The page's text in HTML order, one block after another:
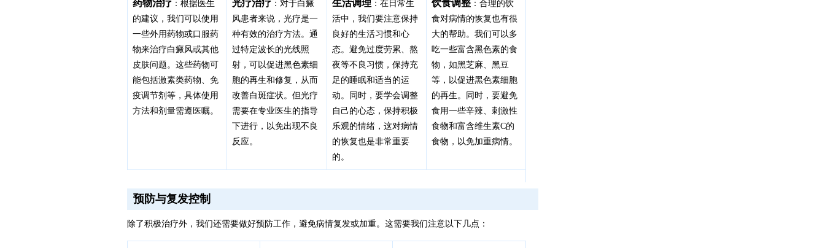
药物治疗 ：根据医生
的建议，我们可以使用
一些外用药物或口服药
物来治疗白癜风或其他
皮肤问题。这些药物可
能包括激素类药物、免
疫调节剂等，具体使用
方法和剂量需遵医嘱。
光疗治疗 ：对于白癜
风患者来说，光疗是一
种有效的治疗方法。通
过特定波长的光线照
射，可以促进黑色素细
胞的再生和修复，从而
改善白斑症状。但光疗
需要在专业医生的指导
下进行，以免出现不良
反应。
生活调理 ：在日常生
活中，我们要注意保持
良好的生活习惯和心
态。避免过度劳累、熬
夜等不良习惯，保持充
足的睡眠和适当的运
动。同时，要学会调整
自己的心态，保持积极
乐观的情绪，这对病情
的恢复也是非常重要
的。
饮食调整：合理的饮
食对病情的恢复也有很
大的帮助。我们可以多
吃一些富含黑色素的食
物，如黑芝麻、黑豆
等，以促进黑色素细胞
的再生。同时，要避免
食用一些辛辣、刺激性
食物和富含维生素C的
食物，以免加重病情。
预防与复发控制
除了积极治疗外，我们还需要做好预防工作，避免病情复发或加重。这需要我们注意以下几点：